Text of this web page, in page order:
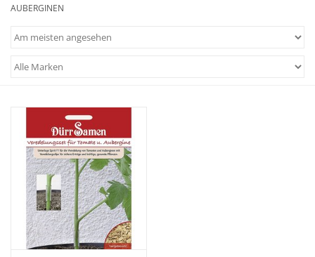
Geschenkideen
Katalog
AUBERGINEN